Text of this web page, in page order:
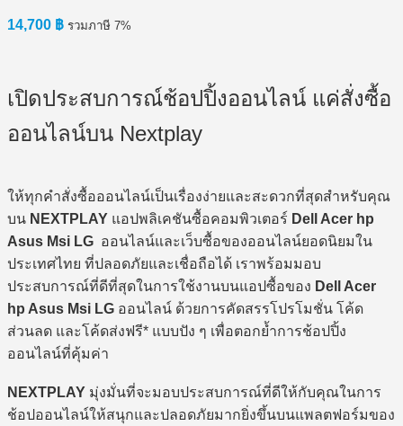
14,700 ฿ รวมภาษี 7%
เปิดประสบการณ์ช้อปปิ้งออนไลน์ แค่สั่งซื้อ
ออนไลน์บน Nextplay
ให้ทุกคำสั่งซื้อออนไลน์เป็นเรื่องง่ายและสะดวกที่สุดสำหรับคุณ
บน NEXTPLAY แอปพลิเคชันซื้อคอมพิวเตอร์ Dell Acer hp
Asus Msi LG ออนไลน์และเว็บซื้อของออนไลน์ยอดนิยมใน
ประเทศไทย ที่ปลอดภัยและเชื่อถือได้ เราพร้อมมอบ
ประสบการณ์ที่ดีที่สุดในการใช้งานบนแอปซื้อของ Dell Acer
hp Asus Msi LG ออนไลน์ ด้วยการคัดสรรโปรโมชั่น โค้ด
ส่วนลด และโค้ดส่งฟรี* แบบปัง ๆ เพื่อตอกย้ำการช้อปปิ้ง
ออนไลน์ที่คุ้มค่า
NEXTPLAY มุ่งมั่นที่จะมอบประสบการณ์ที่ดีให้กับคุณในการ
ช้อปออนไลน์ให้สนุกและปลอดภัยมากยิ่งขึ้นบนแพลตฟอร์มของ